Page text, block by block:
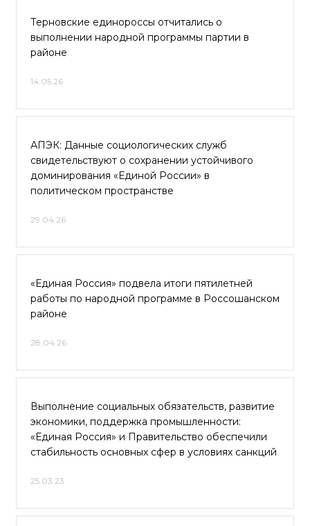
Терновские единороссы отчитались о
выполнении народной программы партии в
районе
14.05.26
АПЭК: Данные социологических служб
свидетельствуют о сохранении устойчивого
доминирования «Единой России» в
политическом пространстве
29.04.26
«Единая Россия» подвела итоги пятилетней
работы по народной программе в Россошанском
районе
28.04.26
Выполнение социальных обязательств, развитие
экономики, поддержка промышленности:
«Единая Россия» и Правительство обеспечили
стабильность основных сфер в условиях санкций
25.03.23